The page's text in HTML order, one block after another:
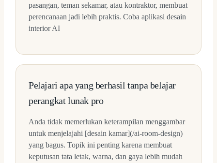
pasangan, teman sekamar, atau kontraktor, membuat
perencanaan jadi lebih praktis. Coba aplikasi desain
interior AI
Pelajari apa yang berhasil tanpa belajar
perangkat lunak pro
Anda tidak memerlukan keterampilan menggambar
untuk menjelajahi [desain kamar](/ai-room-design)
yang bagus. Topik ini penting karena membuat
keputusan tata letak, warna, dan gaya lebih mudah